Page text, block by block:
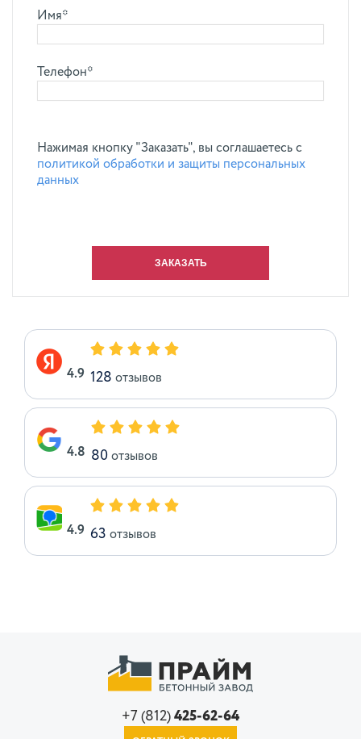
Имя*
Телефон*
Нажимая кнопку "Заказать", вы соглашаетесь с
политикой обработки и защиты персональных
данных
4.9 128 отзывов
4.8 80 отзывов
4.9 63 отзывов
+7 (812) 425-62-64